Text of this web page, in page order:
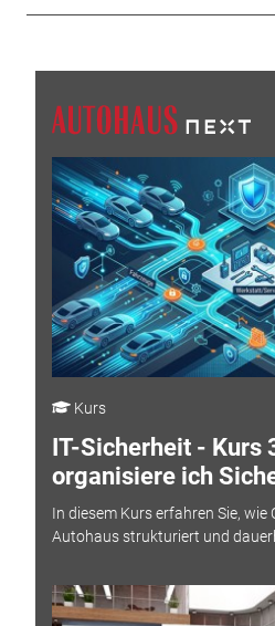
Kurs
IT-Sicherheit - Kurs
organisiere ich
In diesem Kurs erfahren Sie, wie
Autohaus strukturiert und